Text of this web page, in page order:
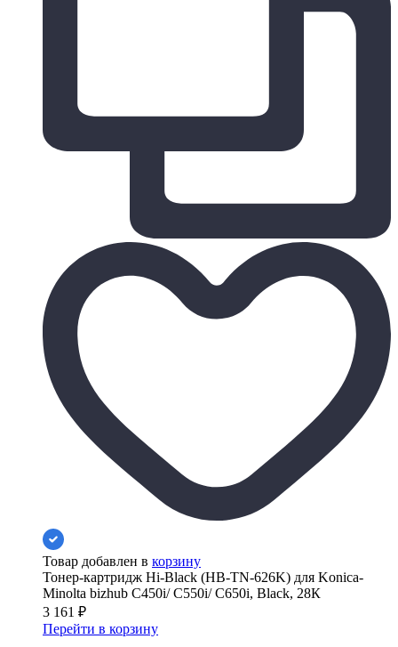
Товар добавлен в корзину
Тонер-картридж Hi-Black (HB-TN-626K) для Konica-
Minolta bizhub C450i/ C550i/ C650i, Black, 28К
3 161 ₽
Перейти в корзину